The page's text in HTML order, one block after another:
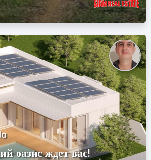
оазис ждет вас!